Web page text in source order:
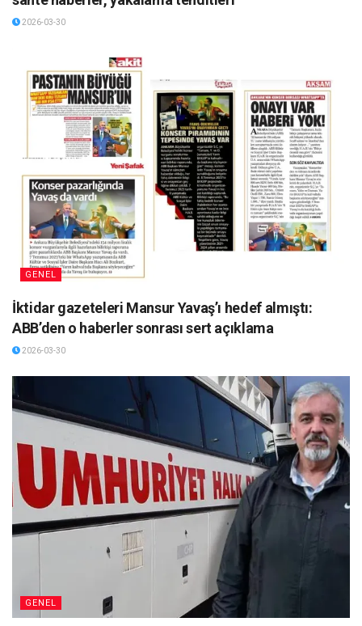
2026-03-30
GENEL
İktidar gazeteleri Mansur Yavaş’ı hedef almıştı:
ABB’den o haberler sonrası sert açıklama
2026-03-30
GENEL